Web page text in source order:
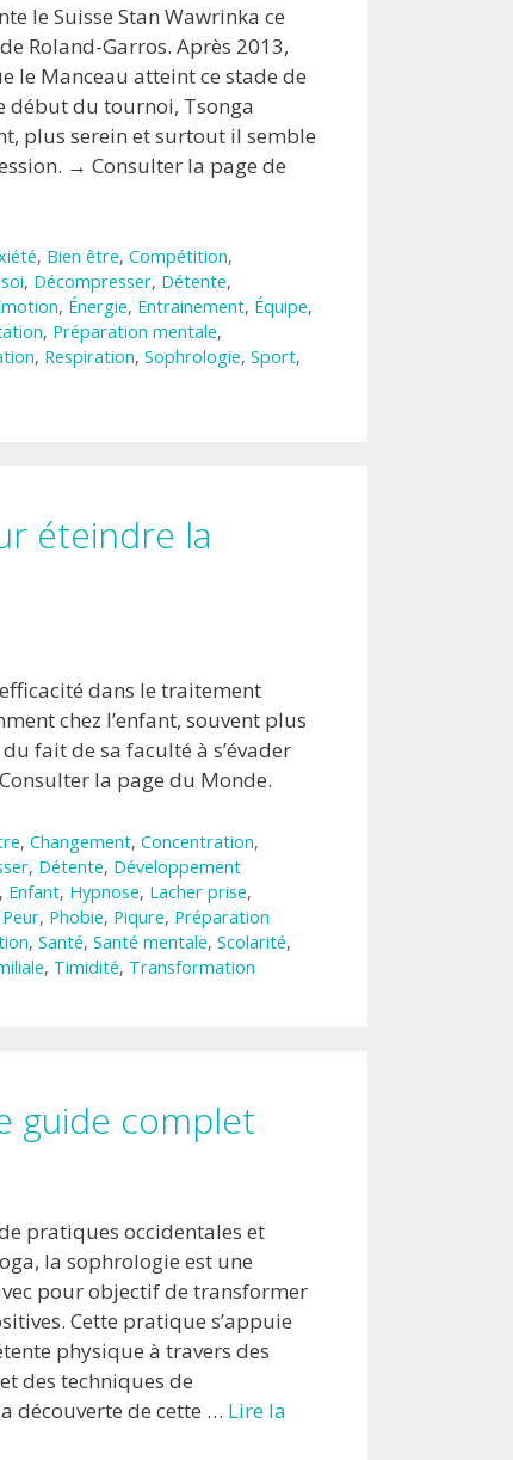
le Suisse Stan Wawrinka ce
Roland-Garros. Après 2013,
le Manceau atteint ce stade de
début du tournoi, Tsonga
plus serein et surtout il semble
→ Consulter la page de
, Bien être, Compétition,
, Décompresser, Détente,
, Énergie, Entrainement, Équipe,
, Préparation mentale,
, Respiration, Sophrologie, Sport,
éteindre la
dans le traitement
chez l’enfant, souvent plus
fait de sa faculté à s’évader
la page du Monde.
, Changement, Concentration,
, Détente, Développement
, Enfant, Hypnose, Lacher prise,
Peur, Phobie, Piqure, Préparation
, Santé, Santé mentale, Scolarité,
, Timidité, Transformation
guide complet
pratiques occidentales et
la sophrologie est une
pour objectif de transformer
Cette pratique s’appuie
physique à travers des
des techniques de
découverte de cette … Lire la